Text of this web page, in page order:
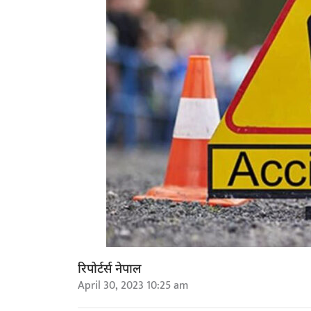
रिपोर्टर्स नेपाल
April 30, 2023 10:25 am